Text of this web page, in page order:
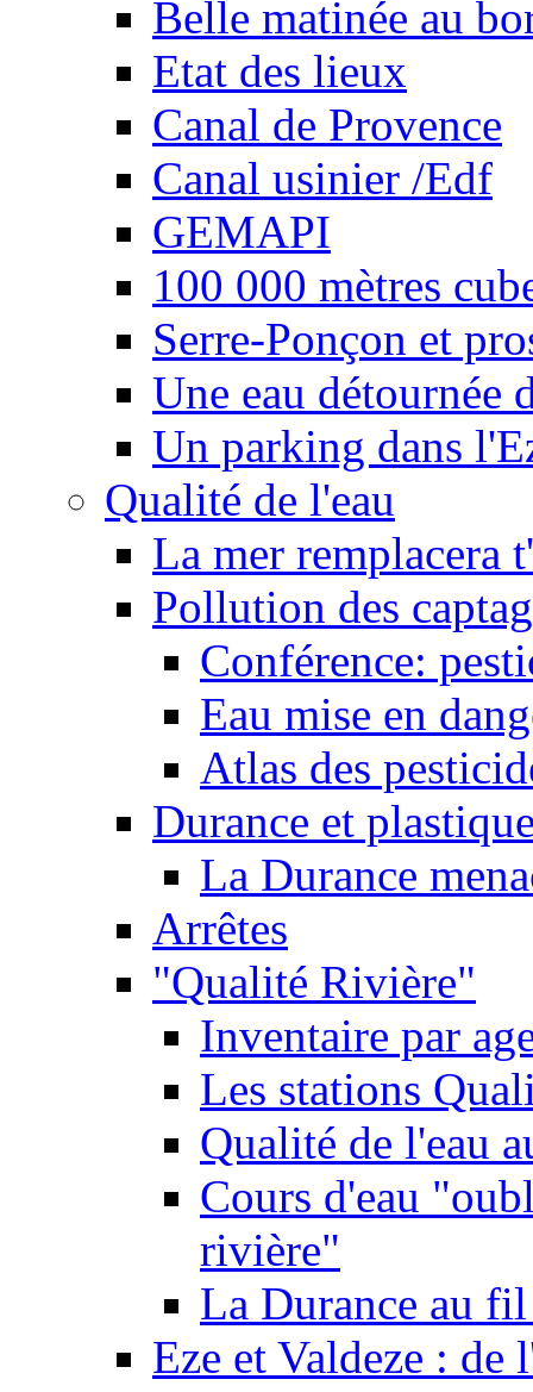
Belle matinée au
Etat des lieux
Canal de Provence
Canal usinier /Edf
GEMAPI
100 000 mètres
Serre-Ponçon et
Une eau détournée
Un parking dans
Qualité de l'eau
La mer remplacera
Pollution des
Conférence:
Eau mise en
Atlas des
Durance et
La Durance
Arrêtes
"Qualité Rivière"
Inventaire par
Les stations
Qualité de l'eau
Cours d'eau
rivière"
La Durance au
Eze et Valdeze : de